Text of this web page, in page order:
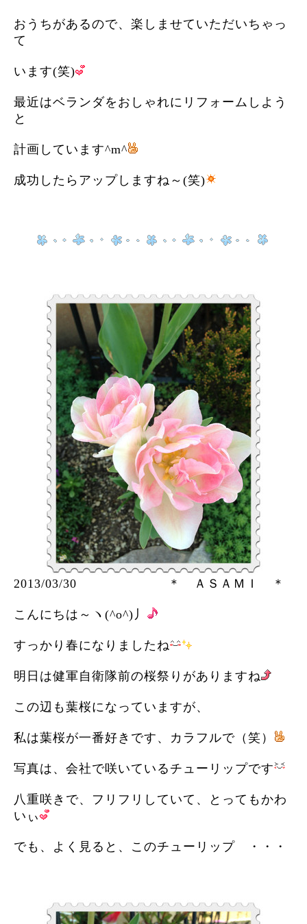
おうちがあるので、楽しませていただいちゃっ
て
います(笑)
最近はベランダをおしゃれにリフォームしよう
と
計画しています^m^
成功したらアップしますね～(笑)
2013/03/30 ＊ ＡＳＡＭＩ ＊
こんにちは～ヽ(^o^)丿
すっかり春になりましたね
明日は健軍自衛隊前の桜祭りがありますね
この辺も葉桜になっていますが、
私は葉桜が一番好きです、カラフルで（笑）
写真は、会社で咲いているチューリップです
八重咲きで、フリフリしていて、とってもかわ
いぃ
でも、よく見ると、このチューリップ ・・・